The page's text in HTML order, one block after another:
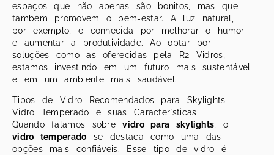
espaços que não apenas são bonitos, mas que
também promovem o bem-estar. A luz natural,
por exemplo, é conhecida por melhorar o humor
e aumentar a produtividade. Ao optar por
soluções como as oferecidas pela R2 Vidros,
estamos investindo em um futuro mais sustentável
e em um ambiente mais saudável.
Tipos de Vidro Recomendados para Skylights
Vidro Temperado e suas Características
Quando falamos sobrevidro para skylights, o
vidro temperado se destaca como uma das
opções mais confiáveis. Esse tipo de vidro é